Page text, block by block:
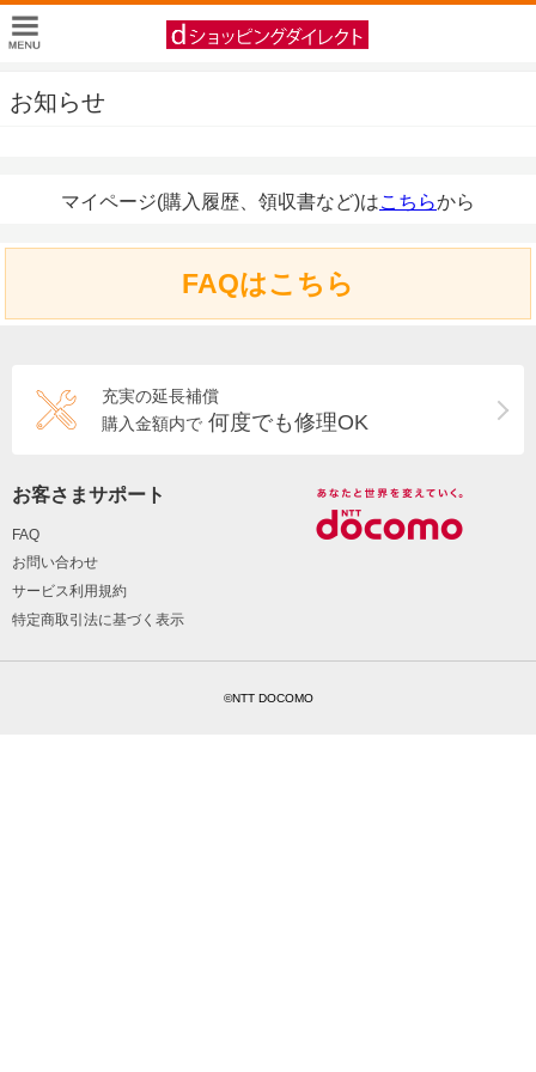
お知らせ
マイページ(購入履歴、領収書など)はこちらから
FAQはこちら
充実の延長補償
購入金額内で 何度でも修理OK
お客さまサポート
FAQ
お問い合わせ
サービス利用規約
特定商取引法に基づく表示
©NTT DOCOMO